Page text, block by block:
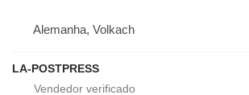
Alemanha, Volkach
LA-POSTPRESS